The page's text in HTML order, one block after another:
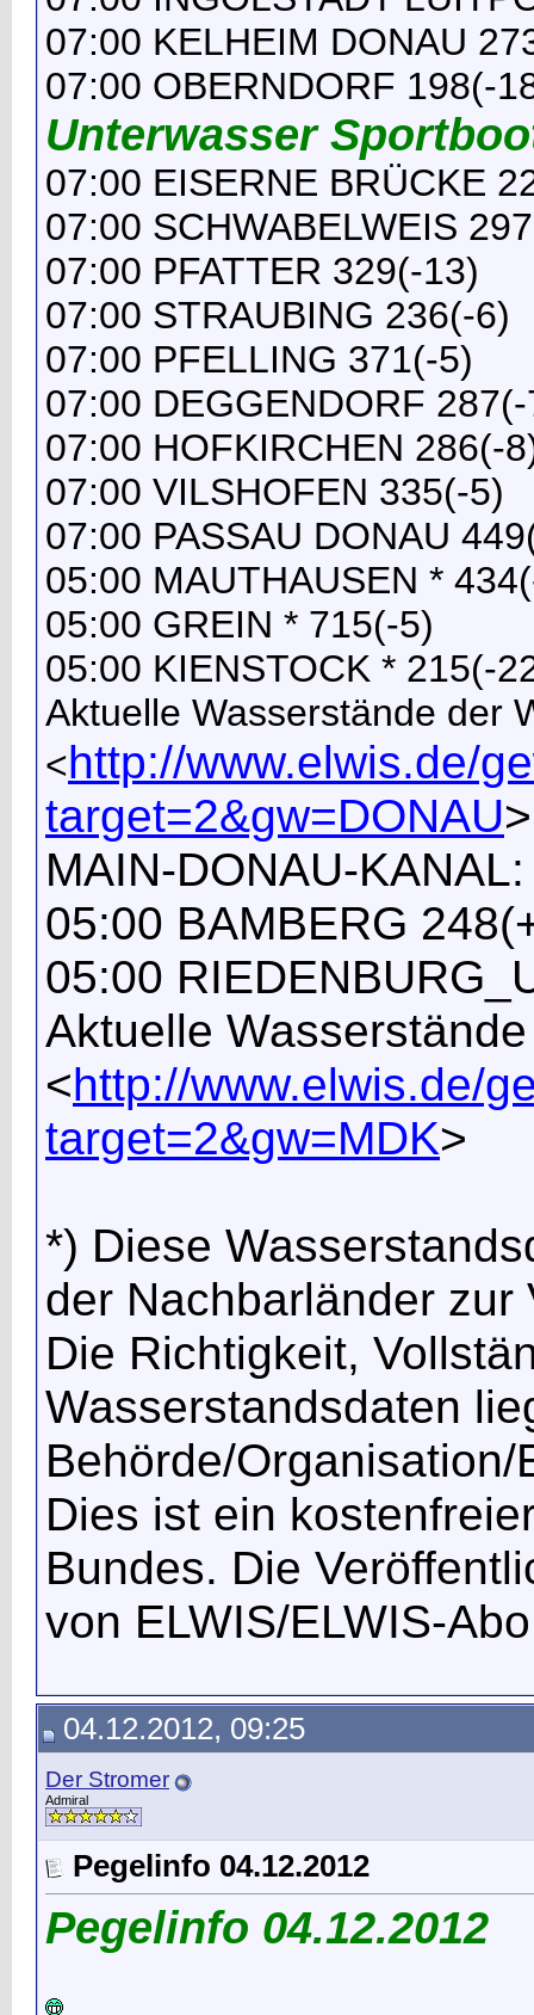
07:00 KELHEIM DONAU
07:00 OBERNDORF 198(-
Unterwasser
07:00 EISERNE BRÜCKE
07:00 SCHWABELWEIS
07:00 PFATTER 329(-13)
07:00 STRAUBING 236(-6)
07:00 PFELLING 371(-5)
07:00 DEGGENDORF
07:00 HOFKIRCHEN 286(-
07:00 VILSHOFEN 335(-5)
07:00 PASSAU DONAU
05:00 MAUTHAUSEN *
05:00 GREIN * 715(-5)
05:00 KIENSTOCK * 215(-
Aktuelle Wasserstände der
<http://www.elwis.de/
target=2&gw=DONAU>
MAIN-DONAU-KANAL:
05:00 BAMBERG
05:00
Aktuelle
<http://www.elwis.de/
target=2&gw=MDK>
*) Diese
der Nachbarländer
Die Richtigkeit,
Wasserstandsdaten
Behörde/Organisation/
Dies ist ein
Bundes. Die
von ELWIS/ELWIS-
04.12.2012, 09:25
Der Stromer
Admiral
Pegelinfo 04.12.2012
Pegelinfo 04.12.2012